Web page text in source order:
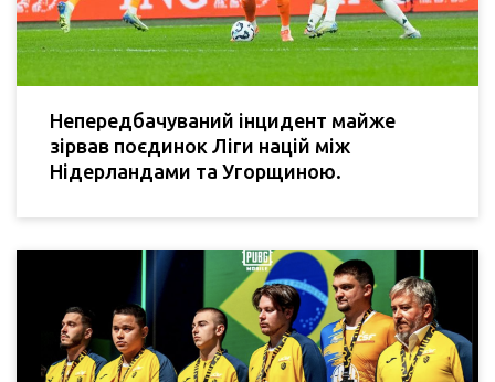
Непередбачуваний інцидент майже
зірвав поєдинок Ліги націй між
Нідерландами та Угорщиною.